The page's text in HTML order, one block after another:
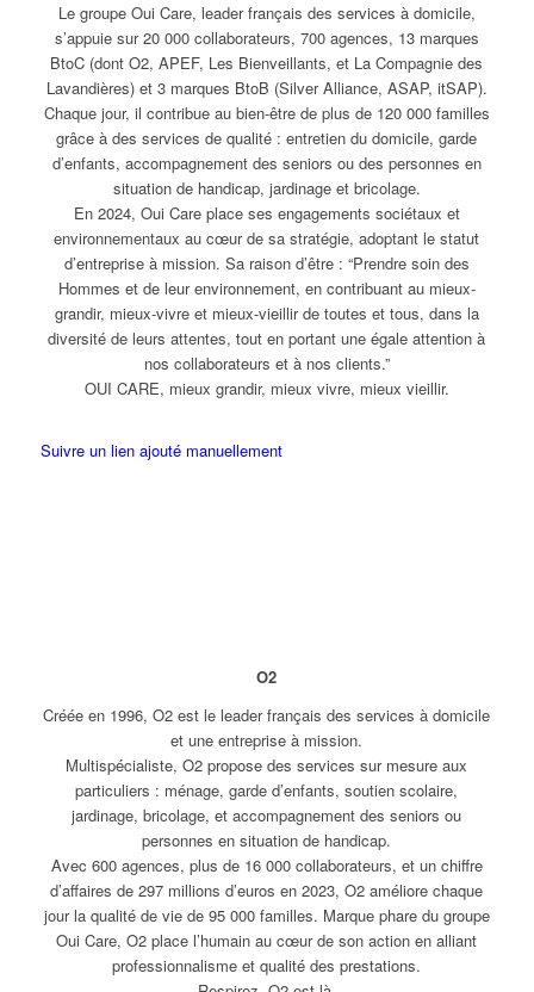
Le groupe Oui Care, leader français des services à domicile,
s’appuie sur 20 000 collaborateurs, 700 agences, 13 marques
BtoC (dont O2, APEF, Les Bienveillants, et La Compagnie des
Lavandières) et 3 marques BtoB (Silver Alliance, ASAP, itSAP).
Chaque jour, il contribue au bien-être de plus de 120 000 familles
grâce à des services de qualité : entretien du domicile, garde
d’enfants, accompagnement des seniors ou des personnes en
situation de handicap, jardinage et bricolage.
En 2024, Oui Care place ses engagements sociétaux et
environnementaux au cœur de sa stratégie, adoptant le statut
d’entreprise à mission. Sa raison d’être : “Prendre soin des
Hommes et de leur environnement, en contribuant au mieux-
grandir, mieux-vivre et mieux-vieillir de toutes et tous, dans la
diversité de leurs attentes, tout en portant une égale attention à
nos collaborateurs et à nos clients.”
OUI CARE, mieux grandir, mieux vivre, mieux vieillir.
Suivre un lien ajouté manuellement
O2
Créée en 1996, O2 est le leader français des services à domicile
et une entreprise à mission.
Multispécialiste, O2 propose des services sur mesure aux
particuliers : ménage, garde d’enfants, soutien scolaire,
jardinage, bricolage, et accompagnement des seniors ou
personnes en situation de handicap.
Avec 600 agences, plus de 16 000 collaborateurs, et un chiffre
d’affaires de 297 millions d’euros en 2023, O2 améliore chaque
jour la qualité de vie de 95 000 familles. Marque phare du groupe
Oui Care, O2 place l’humain au cœur de son action en alliant
professionnalisme et qualité des prestations.